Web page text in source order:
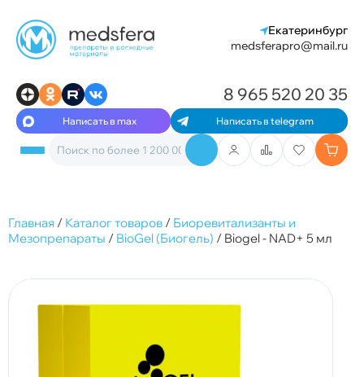
Екатеринбург
medsferapro@mail.ru
Написать в max Написать в telegram
8 965 520 20 35
Главная / Каталог товаров / Биоревитализанты и
Мезопрепараты / BioGel (Биогель) / Biogel - NAD+ 5 мл